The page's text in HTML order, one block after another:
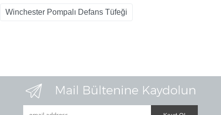
Winchester Pompalı Defans Tüfeği